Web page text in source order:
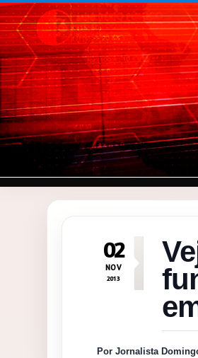
Pular para o conteúdo
02
NOV
2013
Por Jornalista